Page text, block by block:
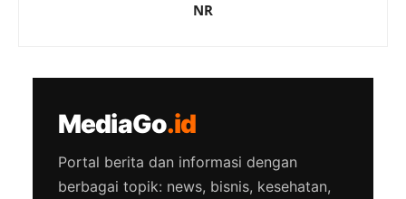
NR
MediaGo.id
Portal berita dan informasi dengan
berbagai topik: news, bisnis, kesehatan,